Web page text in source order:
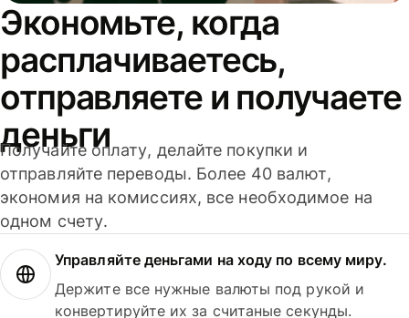
Экономьте, когда
расплачиваетесь,
отправляете и получаете
деньги
Получайте оплату, делайте покупки и
отправляйте переводы. Более 40 валют,
экономия на комиссиях, все необходимое на
одном счету.
Управляйте деньгами на ходу по всему миру.
Держите все нужные валюты под рукой и
конвертируйте их за считаные секунды.